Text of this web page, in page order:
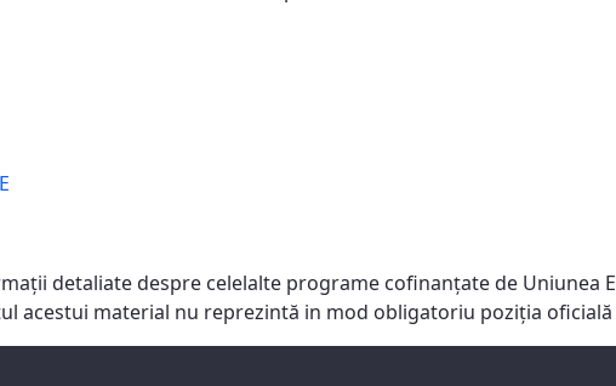
detaliate despre celelalte programe cofinanţate de Uniunea
acestui material nu reprezintă in mod obligatoriu poziţia